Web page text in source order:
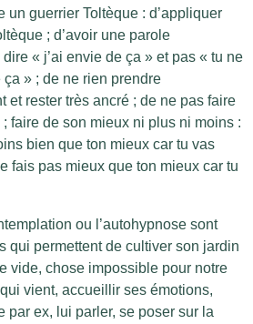
un guerrier Toltèque : d’appliquer
; d’avoir une parole
« j’ai envie de ça » et pas « tu ne
ça » ; de ne rien prendre
et rester très ancré ; de ne pas faire
faire de son mieux ni plus ni moins :
bien que ton mieux car tu vas
fais pas mieux que ton mieux car tu
ou l’autohypnose sont
qui permettent de cultiver son jardin
vide, chose impossible pour notre
vient, accueillir ses émotions,
par ex, lui parler, se poser sur la